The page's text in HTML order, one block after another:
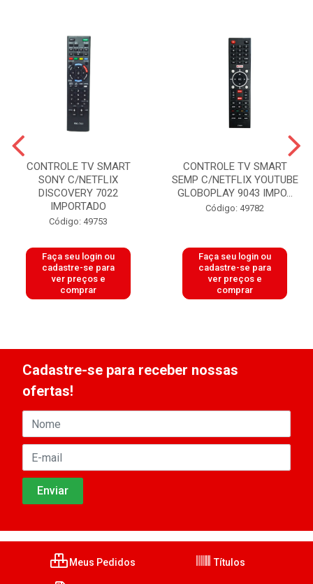
CONTROLE TV SMART
SONY C/NETFLIX
DISCOVERY 7022
IMPORTADO
Código: 49753
Faça seu login ou
cadastre-se para
ver preços e
comprar
CONTROLE TV SMART
SEMP C/NETFLIX YOUTUBE
GLOBOPLAY 9043 IMPO...
Código: 49782
Faça seu login ou
cadastre-se para
ver preços e
comprar
Cadastre-se para receber nossas
ofertas!
Meus Pedidos Títulos